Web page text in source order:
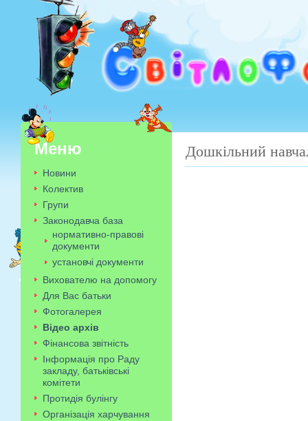
Дошкільний
Меню
Новини
Колектив
Групи
Законодавча база
нормативно-правові
документи
установчі документи
Вихователю на допомогу
Для Вас батьки
Фотогалерея
Відео архів
Фінансова звітність
Інформація про Раду
закладу, батьківські
комітети
Протидія булінгу
Організація харчування